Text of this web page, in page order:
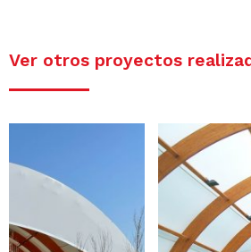
Ver otros proyectos